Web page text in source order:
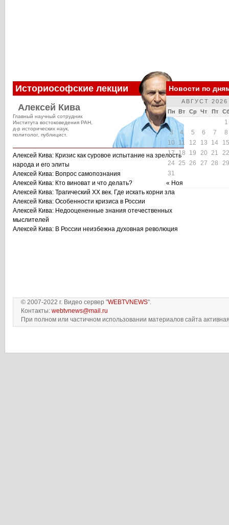
Историософские лекции
Алексей Кива
Главный научный сотрудник
Института востоковедения РАН,
д-р исторических наук,
политолог, публицист.
Алексей Кива: Кризис как суровое испытание на зрелость
народа и его элиты
Алексей Кива: Вопрос самопознания
Алексей Кива: Кто виноват и что делать?
Алексей Кива: Трагический XX век. Где искать корни зла
Алексей Кива: Особенности кризиса в России
Алексей Кива: Недооцененные знания отечественных
мыслителей
Алексей Кива: В России неизбежна духовная революция
Новости по
АВГУСТ 2026
Пн Вт Ср Чт Пт
1
3
4 5 6 7
8
10
11 12 13 14
15
17 18 19 20 21
22
24 25 26 27 28
29
31
« Ноя
© 2007-2022 г. Видео сервер "WEBTVNEWS".
Контакты: webtvnews@mail.ru
При полном или частичном использовании материалов сайта